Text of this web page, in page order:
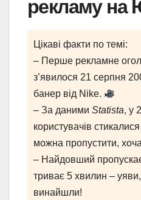
рекламу на
Цікаві факти по темі:
– Перше рекламне
з’явилося 21 серпня
банер від Nike.
– За даними Statista, у
користувачів
можна пропустити,
– Найдовший
триває 5 хвилин –
винайшли!